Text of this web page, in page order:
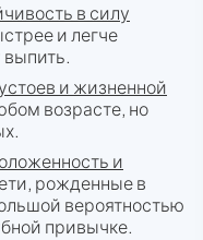
в силу
и легче
выпить.
и жизненной
возрасте, но
и
рожденные в
вероятностью
привычке.